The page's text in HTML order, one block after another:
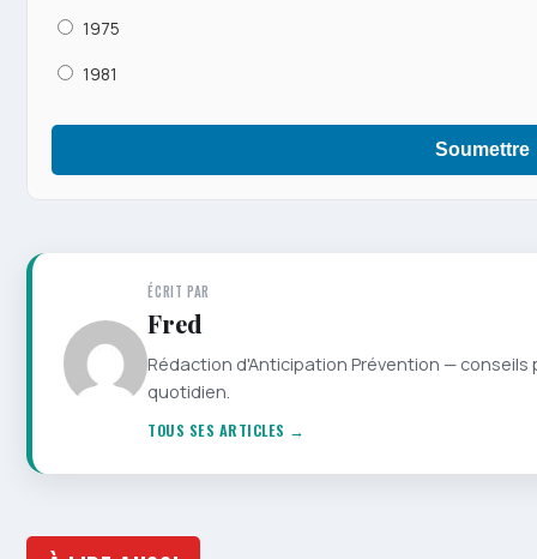
1975
1981
Soumettre
ÉCRIT PAR
Fred
Rédaction d'Anticipation Prévention —
quotidien.
TOUS SES ARTICLES →